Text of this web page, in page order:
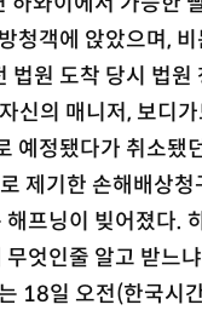
청객에 앉았으며,
법원 도착 당시 법
신의 매니저, 보디
정됐다가 취소됐
제기한 손해배상
프닝이 빚어졌다.
엇인줄 알고 받느
18일 오전(한국시